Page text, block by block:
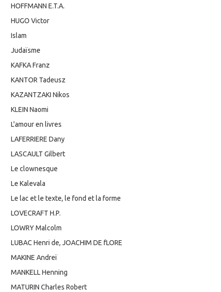
HOFFMANN E.T.A.
HUGO Victor
Islam
Judaïsme
KAFKA Franz
KANTOR Tadeusz
KAZANTZAKI Nikos
KLEIN Naomi
L'amour en livres
LAFERRIERE Dany
LASCAULT Gilbert
Le clownesque
Le Kalevala
Le lac et le texte, le fond et la forme
LOVECRAFT H.P.
LOWRY Malcolm
LUBAC Henri de, JOACHIM DE fLORE
MAKINE Andreï
MANKELL Henning
MATURIN Charles Robert